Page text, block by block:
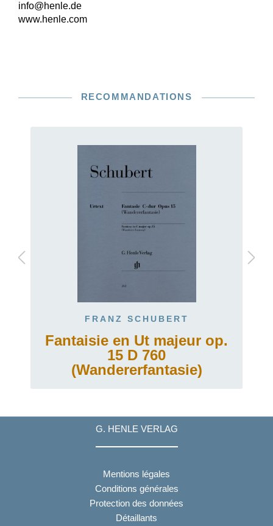
info@henle.de
www.henle.com
RECOMMANDATIONS
FRANZ SCHUBERT
Fantaisie en Ut majeur op.
15 D 760
(Wandererfantasie)
G. HENLE VERLAG
Mentions légales
Conditions générales
Protection des données
Détaillants